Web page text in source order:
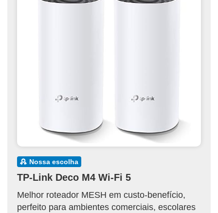
nossa escolha
TP-Link Deco M4 Wi-Fi 5
Melhor roteador MESH em custo-benefício,
perfeito para ambientes comerciais, escolares